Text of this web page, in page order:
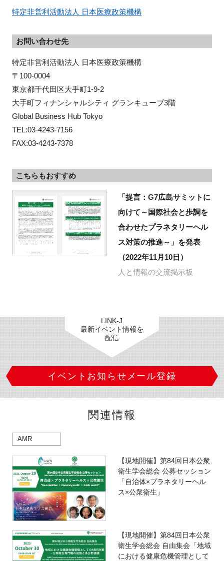
特定非営利活動法人 日本医療政策機構
お問い合わせ先
特定非営利活動法人 日本医療政策機構
〒100-0004
東京都千代田区大手町1-9-2
大手町フィナンシャルシティ グランキューブ3階
Global Business Hub Tokyo
TEL:03-4243-7156
FAX:03-4243-7378
こちらもおすすめ
「提言：G7広島サミットに
向けて～国際社会と歩調を
合わせたプラネタリーヘル
ス対策の推進～」を発表
（2022年11月10日）
人と情報の交流掲示板
LINK-J
最新イベント情報を
配信
イベントお知らせメール登録
関連情報
AMR
【現地開催】第84回日本公衆
衛生学会総会 公募セッション
「自治体×プラネタリーヘル
ス×公衆衛生」
【現地開催】第84回日本公衆
衛生学会総会 自由集会「地域
における健康危機管理として